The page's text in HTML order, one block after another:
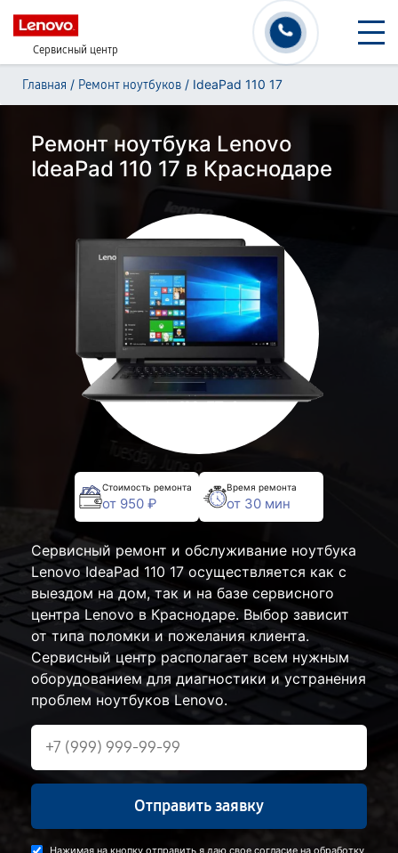
Сервисный центр
Главная / Ремонт ноутбуков / IdeaPad 110 17
Ремонт ноутбука Lenovo
IdeaPad 110 17 в Краснодаре
Стоимость ремонта
от 950 ₽
Время ремонта
от 30 мин
Сервисный ремонт и обслуживание ноутбука
Lenovo IdeaPad 110 17 осуществляется как с
выездом на дом, так и на базе сервисного
центра Lenovo в Краснодаре. Выбор зависит
от типа поломки и пожелания клиента.
Сервисный центр располагает всем нужным
оборудованием для диагностики и устранения
проблем ноутбуков Lenovo.
Отправить заявку
Нажимая на кнопку отправить я даю свое согласие на обработку